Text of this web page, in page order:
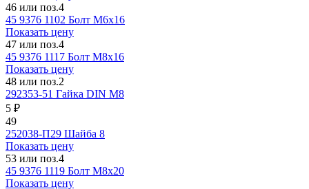
46 или поз.4
45 9376 1102 Болт М6х16
Показать цену
47 или поз.4
45 9376 1117 Болт М8х16
Показать цену
48 или поз.2
292353-51 Гайка DIN М8
5 ₽
49
252038-П29 Шайба 8
Показать цену
53 или поз.4
45 9376 1119 Болт М8х20
Показать цену